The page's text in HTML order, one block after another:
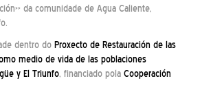
da comunidade de Agua Caliente,
dentro do Proxecto de Restauración de las
medio de vida de las poblaciones
y El Triunfo, financiado pola Cooperación